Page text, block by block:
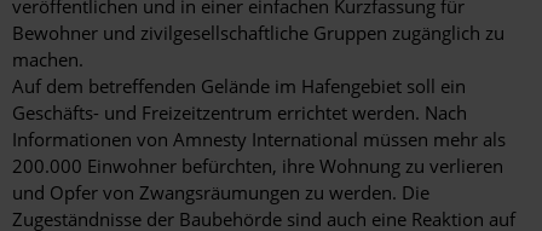
veröffentlichen und in einer einfachen Kurzfassung für
Bewohner und ­zivilgesellschaftliche Gruppen zugänglich zu
machen.
Auf dem betreffenden Gelände im Hafengebiet soll ein
Geschäfts- und Freizeitzentrum errichtet werden. Nach
Informationen von Amnesty International müssen mehr als
200.000 Einwohner befürchten, ihre Wohnung zu verlieren
und Opfer von Zwangsräumungen zu werden. Die
Zugeständnisse der Baubehörde sind auch eine Reaktion auf